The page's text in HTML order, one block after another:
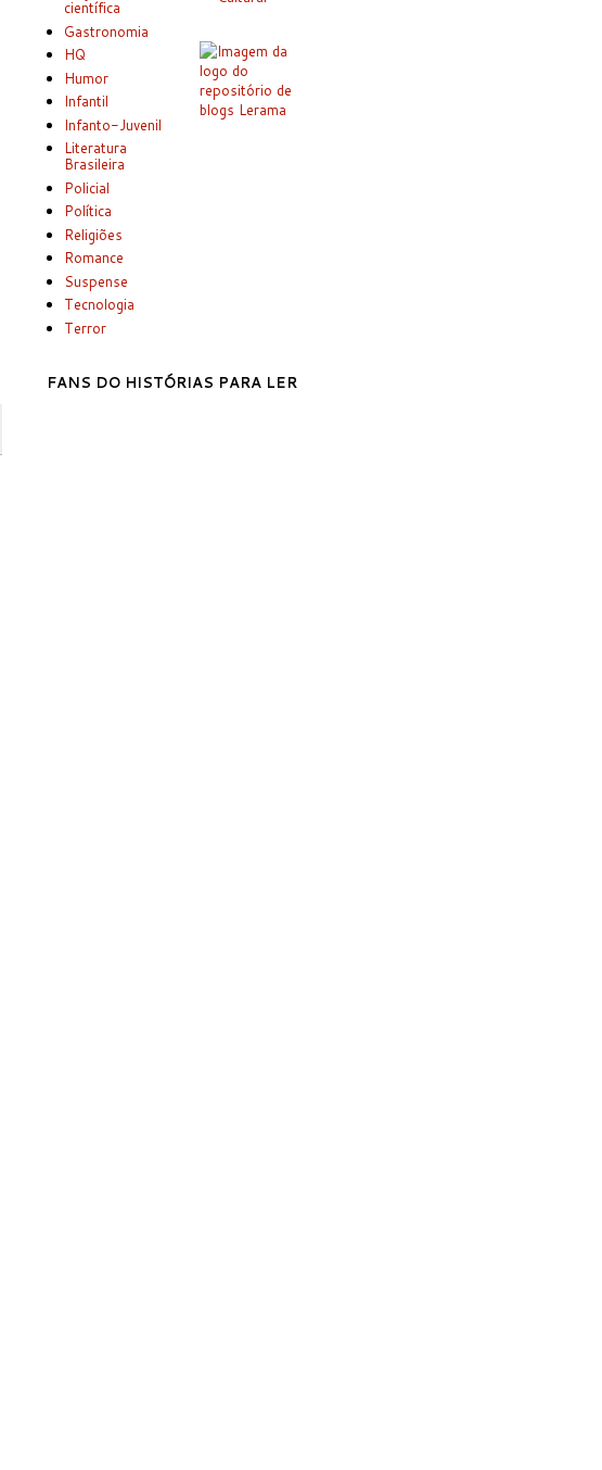
científica
Gastronomia
HQ
Humor
Infantil
Infanto-Juvenil
Literatura
Brasileira
Policial
Política
Religiões
Romance
Suspense
Tecnologia
Terror
FANS DO HISTÓRIAS PARA LER